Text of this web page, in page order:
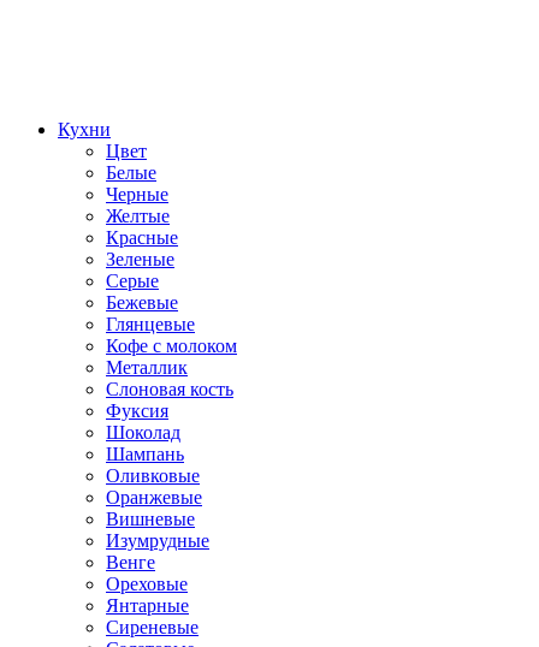
Кухни
Цвет
Белые
Черные
Желтые
Красные
Зеленые
Серые
Бежевые
Глянцевые
Кофе с молоком
Металлик
Слоновая кость
Фуксия
Шоколад
Шампань
Оливковые
Оранжевые
Вишневые
Изумрудные
Венге
Ореховые
Янтарные
Сиреневые